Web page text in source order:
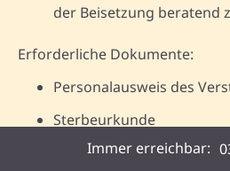
der Beisetzung beratend
Erforderliche Dokumente:
Personalausweis des
Sterbeurkunde
Falls vorhanden:
Immer erreichbar: